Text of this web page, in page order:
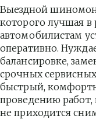
Выездной
которого лучшая в
автомобилистам
оперативно.
балансировке,
срочных
быстрый,
проведению
не приходится